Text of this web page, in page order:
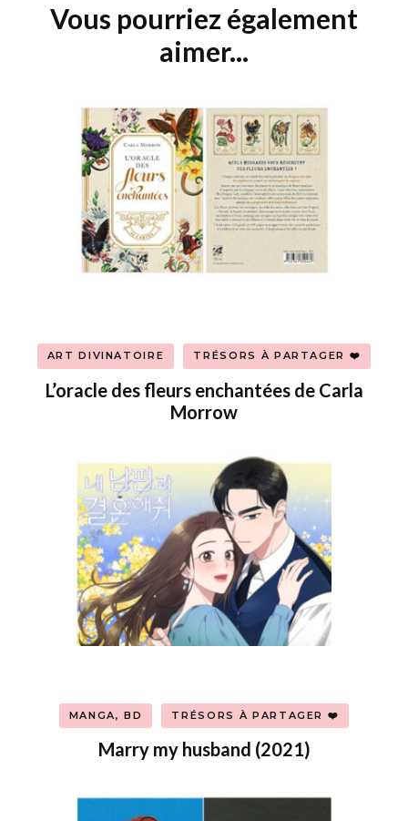
Navigation
Vous pourriez également
aimer...
ART DIVINATOIRE TRÉSORS À PARTAGER ❤️
L’oracle des fleurs enchantées de Carla
Morrow
MANGA, BD TRÉSORS À PARTAGER ❤️
Marry my husband (2021)